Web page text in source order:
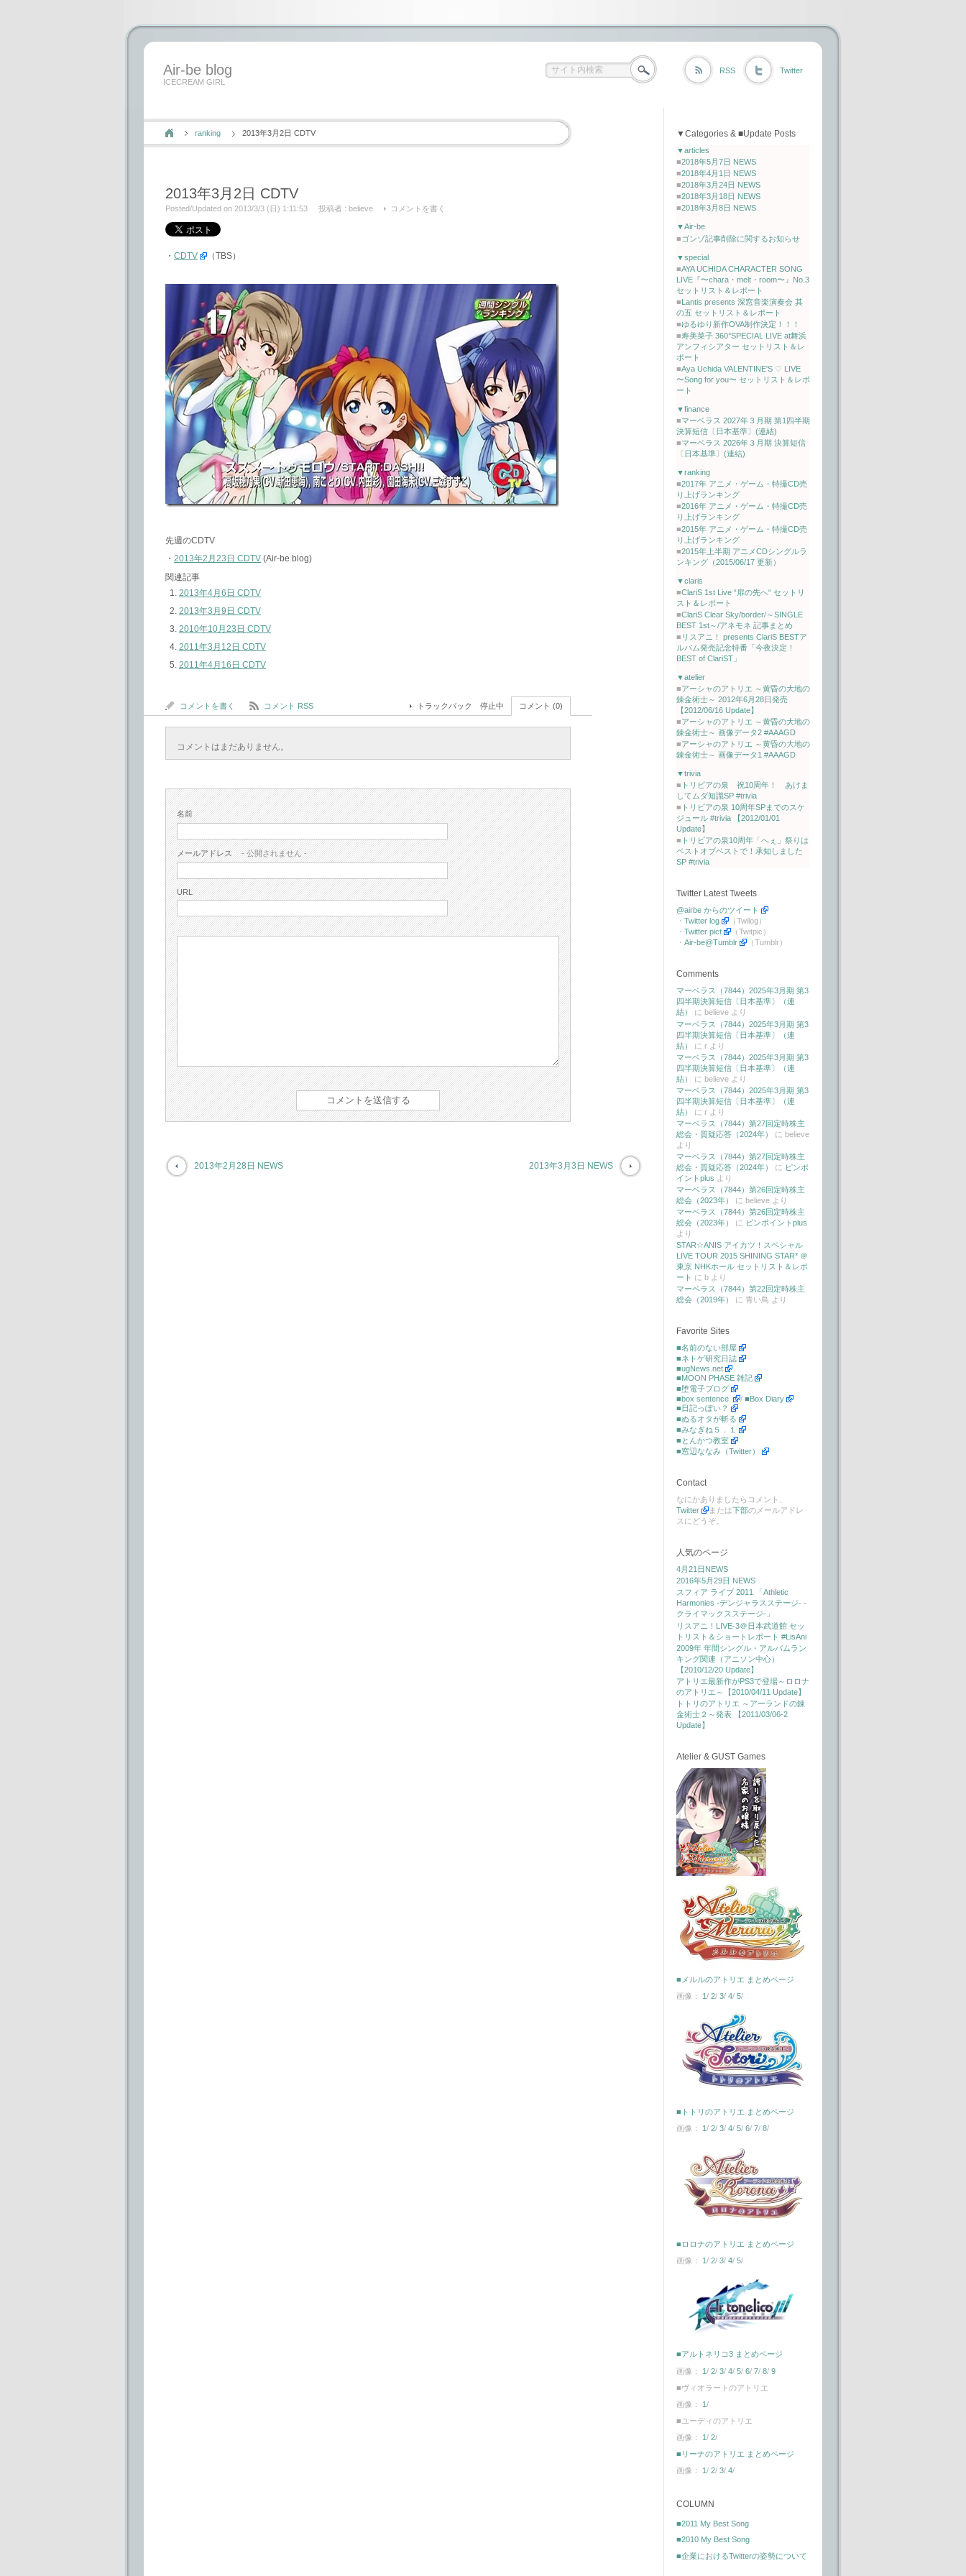
Air-be blog
ICECREAM GIRL
RSS Twitter
ranking 2013年3月2日 CDTV
2013年3月2日 CDTV
Posted/Updated on 2013/3/3 (日) 1:11:53 投稿者 : believe コメントを書く
・ CDTV （TBS）
先週のCDTV
・ 2013年2月23日 CDTV (Air-be blog)
関連記事
2013年4月6日 CDTV
2013年3月9日 CDTV
2010年10月23日 CDTV
2011年3月12日 CDTV
2011年4月16日 CDTV
コメントを書く コメント RSS トラックバック 停止中 コメント (0)
コメントはまだありません。
名前
メールアドレス - 公開されません -
URL
2013年2月28日 NEWS 2013年3月3日 NEWS
▼Categories & ■Update Posts
▼articles
■2018年5月7日 NEWS
■2018年4月1日 NEWS
■2018年3月24日 NEWS
■2018年3月18日 NEWS
■2018年3月8日 NEWS
▼Air-be
■ゴンゾ記事削除に関するお知らせ
▼special
■AYA UCHIDA CHARACTER SONG
LIVE『〜chara・melt・room〜』No.3
セットリスト＆レポート
■Lantis presents 深窓音楽演奏会 其
の五 セットリスト＆レポート
■ゆるゆり新作OVA制作決定！！！
■寿美菜子 360°SPECIAL LIVE at舞浜
アンフィシアター セットリスト＆レ
ポート
■Aya Uchida VALENTINE'S ♡ LIVE
〜Song for you〜 セットリスト＆レポ
ート
▼finance
■マーベラス 2027年３月期 第1四半期
決算短信〔日本基準〕(連結)
■マーベラス 2026年３月期 決算短信
〔日本基準〕(連結)
▼ranking
■2017年 アニメ・ゲーム・特撮CD売
り上げランキング
■2016年 アニメ・ゲーム・特撮CD売
り上げランキング
■2015年 アニメ・ゲーム・特撮CD売
り上げランキング
■2015年上半期 アニメCDシングルラ
ンキング（2015/06/17 更新）
▼claris
■ClariS 1st Live “扉の先へ“ セットリ
スト＆レポート
■ClariS Clear Sky/border/～SINGLE
BEST 1st～/アネモネ 記事まとめ
■ リスアニ！ presents ClariS BESTア
ルバム発売記念特番「今夜決定！
BEST of ClariST」
▼atelier
■アーシャのアトリエ ～黄昏の大地の
錬金術士～ 2012年6月28日発売
【2012/06/16 Update】
■アーシャのアトリエ ～黄昏の大地の
錬金術士～ 画像データ2 #AAAGD
■アーシャのアトリエ ～黄昏の大地の
錬金術士～ 画像データ1 #AAAGD
▼trivia
■ トリビアの泉 祝10周年！ あけま
してムダ知識SP #trivia
■ トリビアの泉 10周年SPまでのスケ
ジュール #trivia 【2012/01/01
Update】
■ トリビアの泉10周年「へぇ」祭りは
ベストオブベストで！承知しました
SP #trivia
Twitter Latest Tweets
@airbe からのツイート
・ Twitter log
（Twilog）
・ Twitter pict
（Twitpic）
・ Air-be@Tumblr （Tumblr）
Comments
マーベラス（7844）2025年3月期 第3
四半期決算短信〔日本基準〕（連
結）
に believe より
マーベラス（7844）2025年3月期 第3
四半期決算短信〔日本基準〕（連
結）
に r より
マーベラス（7844）2025年3月期 第3
四半期決算短信〔日本基準〕（連
結）
に believe より
マーベラス（7844）2025年3月期 第3
四半期決算短信〔日本基準〕（連
結）
に r より
マーベラス（7844）第27回定時株主
総会・質疑応答（2024年）
に believe
より
マーベラス（7844）第27回定時株主
総会・質疑応答（2024年）
に ピンポ
イントplus より
マーベラス（7844）第26回定時株主
総会（2023年）
に believe より
マーベラス（7844）第26回定時株主
総会（2023年）
に ピンポイントplus
より
STAR☆ANIS アイカツ！スペシャル
LIVE TOUR 2015 SHINING STAR* ＠
東京 NHKホール セットリスト＆レポ
ート に b より
マーベラス（7844）第22回定時株主
総会（2019年）
に 青い鳥 より
Favorite Sites
■名前のない部屋
■ネトゲ研究日誌
■ugNews.net
■MOON PHASE 雑記
■堕電子ブログ
■box sentence
/ ■Box Diary
■日記っぽい？
■ぬるオタが斬る
■みなぎね５．１
■とんかつ教室
■窓辺ななみ（Twitter）
Contact
なにかありましたらコメント、
Twitter
または下部のメールアドレ
スにどうぞ。
人気のページ
4月21日NEWS
2016年5月29日 NEWS
スフィア ライブ 2011 「Athletic
Harmonies -デンジャラスステージ- -
クライマックスステージ-」
リスアニ！LIVE-3＠日本武道館 セッ
トリスト＆ショートレポート #LisAni
2009年 年間シングル・アルバムラン
キング関連（アニソン中心）
【2010/12/20 Update】
アトリエ最新作がPS3で登場～ロロナ
のアトリエ～【2010/04/11 Update】
トトリのアトリエ ～アーランドの錬
金術士２～発表 【2011/03/06-2
Update】
Atelier & GUST Games
■メルルのアトリエ まとめページ
画像： 1/ 2/ 3/ 4/ 5/
■トトリのアトリエ まとめページ
画像： 1/ 2/ 3/ 4/ 5/ 6/ 7/ 8/
■ロロナのアトリエ まとめページ
画像： 1 / 2/ 3/ 4/ 5/
■アルトネリコ3 まとめページ
画像： 1/ 2/ 3/ 4/ 5/ 6/ 7/ 8/ 9
■ヴィオラートのアトリエ
画像： 1/
■ユーディのアトリエ
画像： 1/ 2/
■リーナのアトリエ まとめページ
画像： 1/ 2/ 3/ 4/
COLUMN
■2011 My Best Song
■2010 My Best Song
■企業におけるTwitterの姿勢について